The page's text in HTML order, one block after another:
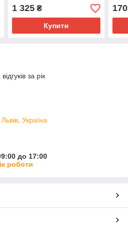
1 325₴
Купити
170
за рік
Україна
до 17:00
роботи